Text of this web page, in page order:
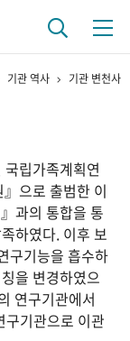
자들
영상 기록물
기관 역사 기관 변천사
립가족계획연
으로 출범한 이
과의 통합을 통
하였다. 이후 보
구기능을 흡수하
을 변경하였으
연구기관에서
기관으로 이관